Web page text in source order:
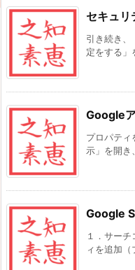
セキュリ
引き続き、
定をする」
Google
プロパティ
示」を開
Google
１．サー
ィを追加